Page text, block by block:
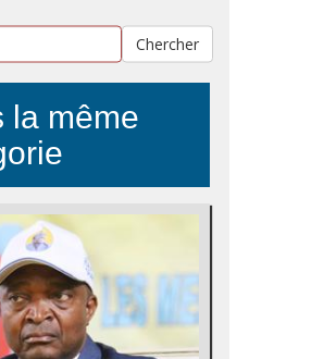
Chercher
la même